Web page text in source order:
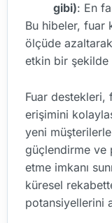
gibi): En
Bu hibeler, fuar
ölçüde
etkin bir şekilde
Fuar destekleri,
erişimini
yeni müşterilerle
güçlendirme ve
etme imkanı
küresel
potansiyellerini